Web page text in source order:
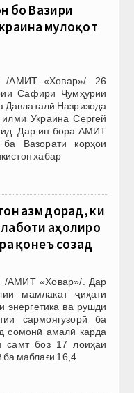
бо Вазири
мулоқот
/АМИТ «Ховар»/. 26
Сафири Ҷумҳурии
Давлаталӣ Назризода
Украина Сергей
Дар ин бора АМИТ
Вазорати корҳои
хабар
азм дорад, ки
аҳолиро
қонеъ созад
АМИТ «Ховар»/. Дар
мамлакат ҷиҳати
энергетика ва рушди
сармоягузорӣ ба
сомонӣ амалӣ карда
самт боз 17 лоиҳаи
ба маблағи 16,4